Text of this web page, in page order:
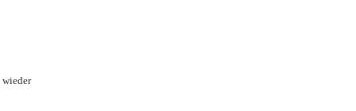
wieder